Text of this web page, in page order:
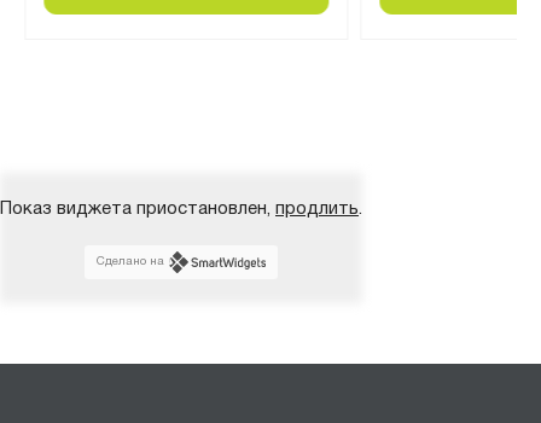
Показ виджета приостановлен, продлить.
Сделано на